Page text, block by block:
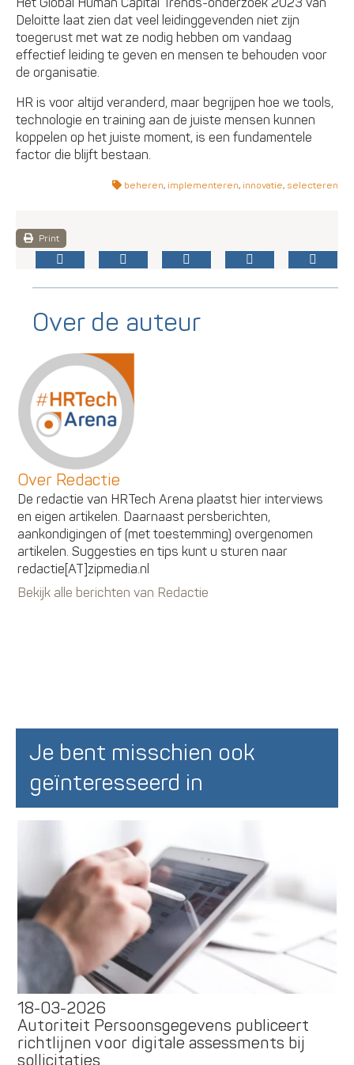
Deloitte laat zien dat veel leidinggevenden niet zijn
toegerust met wat ze nodig hebben om vandaag
effectief leiding te geven en mensen te behouden voor
de organisatie.
HR is voor altijd veranderd, maar begrijpen hoe we tools,
technologie en training aan de juiste mensen kunnen
koppelen op het juiste moment, is een fundamentele
factor die blijft bestaan.
beheren, implementeren, innovatie, selecteren
Print
Over de auteur
Over Redactie
De redactie van HRTech Arena plaatst hier interviews
en eigen artikelen. Daarnaast persberichten,
aankondigingen of (met toestemming) overgenomen
artikelen. Suggesties en tips kunt u sturen naar
redactie[AT]zipmedia.nl
Bekijk alle berichten van Redactie
Je bent misschien ook
geïnteresseerd in
18-03-2026
Autoriteit Persoonsgegevens publiceert
richtlijnen voor digitale assessments bij
sollicitaties